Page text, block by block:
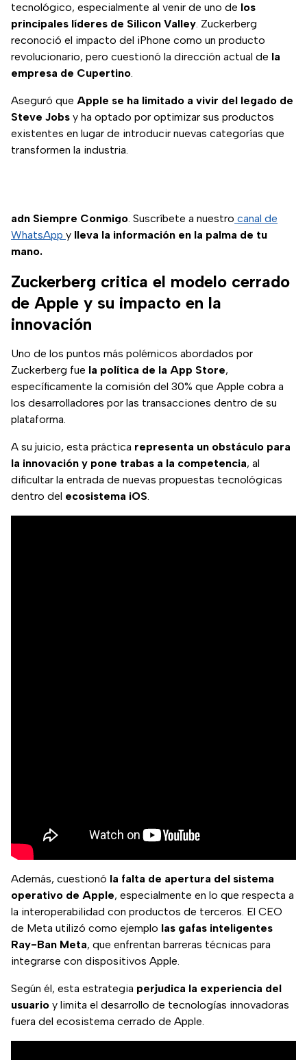
tecnológico, especialmente al venir de uno de los
principales líderes de Silicon Valley. Zuckerberg
reconoció el impacto del iPhone como un producto
revolucionario, pero cuestionó la dirección actual de la
empresa de Cupertino.
Aseguró que Apple se ha limitado a vivir del legado de
Steve Jobs y ha optado por optimizar sus productos
existentes en lugar de introducir nuevas categorías que
transformen la industria.
adn Siempre Conmigo. Suscríbete a nuestro canal de
WhatsApp y lleva la información en la palma de tu
mano.
Zuckerberg critica el modelo cerrado
de Apple y su impacto en la
innovación
Uno de los puntos más polémicos abordados por
Zuckerberg fue la política de la App Store,
específicamente la comisión del 30% que Apple cobra a
los desarrolladores por las transacciones dentro de su
plataforma.
A su juicio, esta práctica representa un obstáculo para
la innovación y pone trabas a la competencia, al
dificultar la entrada de nuevas propuestas tecnológicas
dentro del ecosistema iOS.
Además, cuestionó la falta de apertura del sistema
operativo de Apple, especialmente en lo que respecta a
la interoperabilidad con productos de terceros. El CEO
de Meta utilizó como ejemplo las gafas inteligentes
Ray-Ban Meta, que enfrentan barreras técnicas para
integrarse con dispositivos Apple.
Según él, esta estrategia perjudica la experiencia del
usuario y limita el desarrollo de tecnologías innovadoras
fuera del ecosistema cerrado de Apple.